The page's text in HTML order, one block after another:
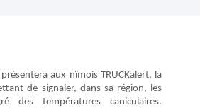
aux nîmois TRUCKalert, la
de signaler, dans sa région, les
des températures caniculaires.